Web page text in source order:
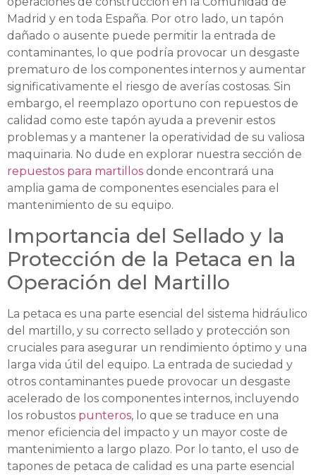
Madrid y en toda España. Por otro lado, un tapón
dañado o ausente puede permitir la entrada de
contaminantes, lo que podría provocar un desgaste
prematuro de los componentes internos y aumentar
significativamente el riesgo de averías costosas. Sin
embargo, el reemplazo oportuno con repuestos de
calidad como este tapón ayuda a prevenir estos
problemas y a mantener la operatividad de su valiosa
maquinaria. No dude en explorar nuestra sección de
repuestos para martillos donde encontrará una
amplia gama de componentes esenciales para el
mantenimiento de su equipo.
Importancia del Sellado y la
Protección de la Petaca en la
Operación del Martillo
La petaca es una parte esencial del sistema hidráulico
del martillo, y su correcto sellado y protección son
cruciales para asegurar un rendimiento óptimo y una
larga vida útil del equipo. La entrada de suciedad y
otros contaminantes puede provocar un desgaste
acelerado de los componentes internos, incluyendo
los robustos punteros, lo que se traduce en una
menor eficiencia del impacto y un mayor coste de
mantenimiento a largo plazo. Por lo tanto, el uso de
tapones de petaca de calidad es una parte esencial